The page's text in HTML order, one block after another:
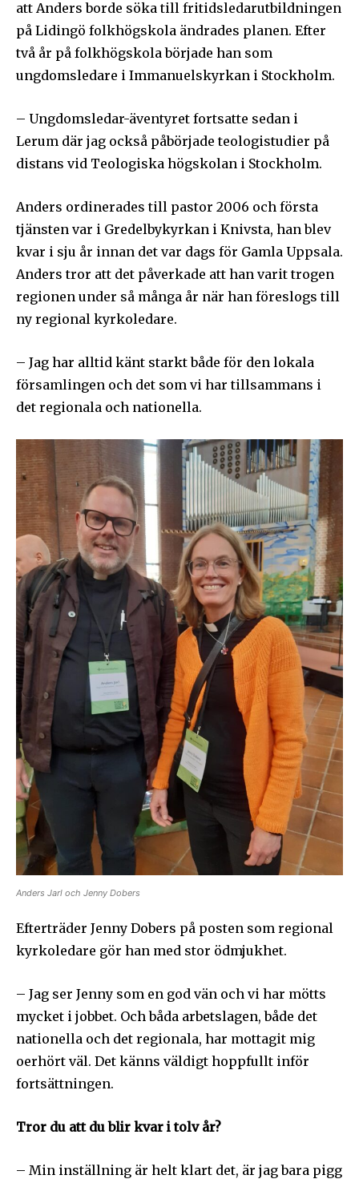
att Anders borde söka till fritidsledarutbildningen
på Lidingö folkhögskola ändrades planen. Efter
två år på folkhögskola började han som
ungdomsledare i Immanuelskyrkan i Stockholm.
– Ungdomsledar-äventyret fortsatte sedan i
Lerum där jag också påbörjade teologistudier på
distans vid Teologiska högskolan i Stockholm.
Anders ordinerades till pastor 2006 och första
tjänsten var i Gredelbykyrkan i Knivsta, han blev
kvar i sju år innan det var dags för Gamla Uppsala.
Anders tror att det påverkade att han varit trogen
regionen under så många år när han föreslogs till
ny regional kyrkoledare.
– Jag har alltid känt starkt både för den lokala
församlingen och det som vi har tillsammans i
det regionala och nationella.
Anders Jarl och Jenny Dobers
Efterträder Jenny Dobers på posten som regional
kyrkoledare gör han med stor ödmjukhet.
– Jag ser Jenny som en god vän och vi har mötts
mycket i jobbet. Och båda arbetslagen, både det
nationella och det regionala, har mottagit mig
oerhört väl. Det känns väldigt hoppfullt inför
fortsättningen.
Tror du att du blir kvar i tolv år?
– Min inställning är helt klart det, är jag bara pigg